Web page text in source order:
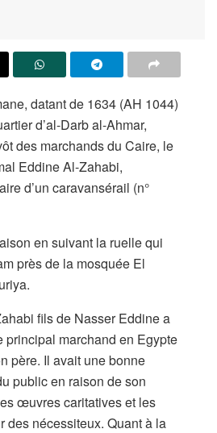
datant de 1634 (AH 1044)
d’al-Darb al-Ahmar,
des marchands du Caire, le
Eddine Al-Zahabi,
d’un caravansérail (n°
en suivant la ruelle qui
près de la mosquée El
fils de Nasser Eddine a
principal marchand en Egypte
père. Il avait une bonne
public en raison de son
œuvres caritatives et les
des nécessiteux. Quant à la